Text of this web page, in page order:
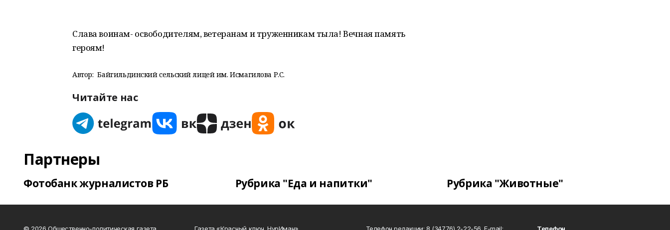
Слава воинам- освободителям, ветеранам и труженникам тыла! Вечная память
героям!
Автор: Байгильдинский сельский лицей им. Исмагилова Р.С.
Читайте нас
Партнеры
Фотобанк журналистов РБ Рубрика "Еда и напитки" Рубрика "Животные"